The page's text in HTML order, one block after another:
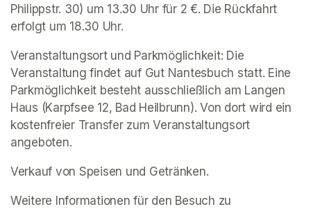
Philippstr. 30) um 13.30 Uhr für 2 €. Die Rückfahrt
erfolgt um 18.30 Uhr.
Veranstaltungsort und Parkmöglichkeit: Die
Veranstaltung findet auf Gut Nantesbuch statt. Eine
Parkmöglichkeit besteht ausschließlich am Langen
Haus (Karpfsee 12, Bad Heilbrunn). Von dort wird ein
kostenfreier Transfer zum Veranstaltungsort
angeboten.
Verkauf von Speisen und Getränken.
Weitere Informationen für den Besuch zu